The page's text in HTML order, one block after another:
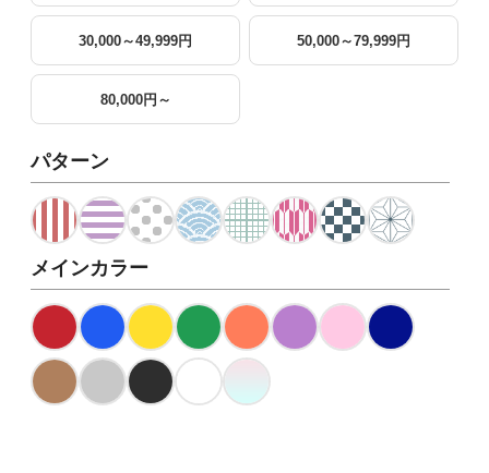
30,000～49,999円 50,000～79,999円
80,000円～
パターン
メインカラー